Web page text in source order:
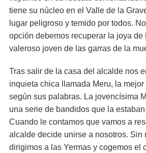
tiene su núcleo en el Valle de la
lugar peligroso y temido por todos.
opción debemos recuperar la joya de
valeroso joven de las garras de la
Tras salir de la casa del alcalde nos
inquieta chica llamada Meru, la
según sus palabras. La jovencísima
una serie de bandidos que la
Cuando le contamos que vamos a
alcalde decide unirse a nosotros. Sin
dirigimos a las Yermas y cogemos el